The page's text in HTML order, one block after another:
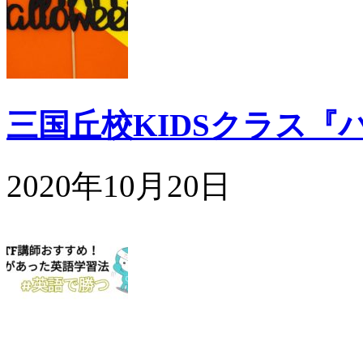
三国丘校KIDSクラス『
2020年10月20日